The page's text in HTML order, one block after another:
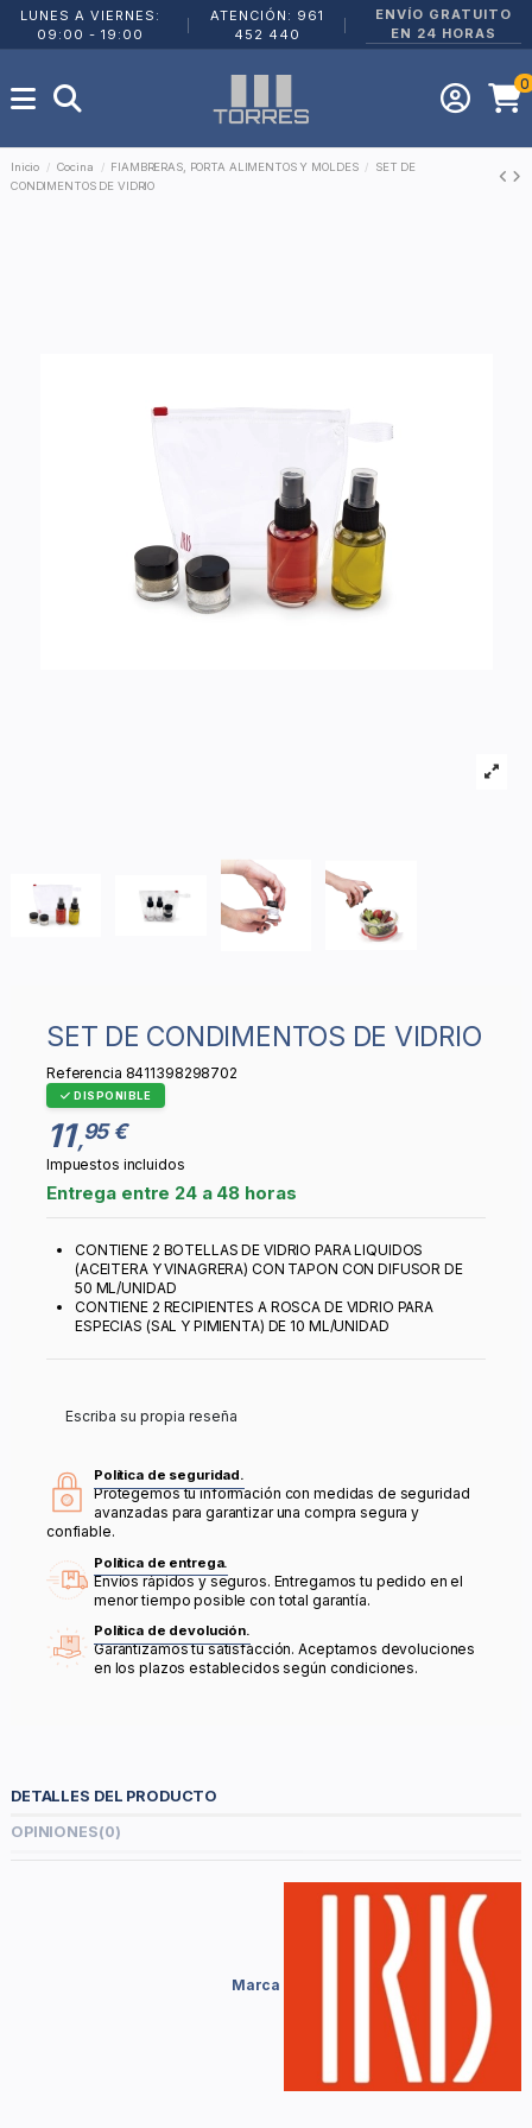
LUNES A VIERNES:
09:00 - 19:00
ATENCIÓN: 961
452 440
ENVÍO GRATUITO
EN 24 HORAS
0
Inicio Cocina FIAMBRERAS, PORTA ALIMENTOS Y MOLDES
SET DE
CONDIMENTOS DE VIDRIO
SET DE CONDIMENTOS DE VIDRIO
Referencia 8411398298702
DISPONIBLE
11,95 €
Impuestos incluidos
Entrega entre 24 a 48 horas
CONTIENE 2 BOTELLAS DE VIDRIO PARA LIQUIDOS
(ACEITERA Y VINAGRERA) CON TAPON CON DIFUSOR DE
50 ML/UNIDAD
CONTIENE 2 RECIPIENTES A ROSCA DE VIDRIO PARA
ESPECIAS (SAL Y PIMIENTA) DE 10 ML/UNIDAD
Escriba su propia reseña
Política de seguridad.
Protegemos tu información con medidas de seguridad
avanzadas para garantizar una compra segura y
confiable.
Política de entrega.
Envíos rápidos y seguros. Entregamos tu pedido en el
menor tiempo posible con total garantía.
Política de devolución.
Garantizamos tu satisfacción. Aceptamos devoluciones
en los plazos establecidos según condiciones.
DETALLES DEL PRODUCTO
OPINIONES(0)
Marca